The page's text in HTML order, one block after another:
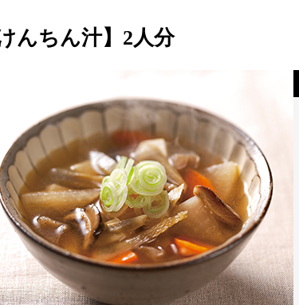
けんちん汁】2人分